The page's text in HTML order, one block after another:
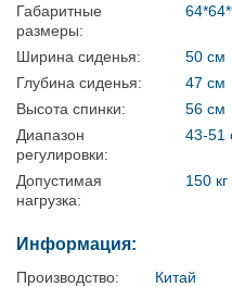
Габаритные
размеры:
Ширина сиденья:
50 см
Глубина сиденья:
47 см
Высота спинки:
56 см
Диапазон
регулировки:
43-51
Допустимая
нагрузка:
150 кг
Информация:
Производство:
Китай